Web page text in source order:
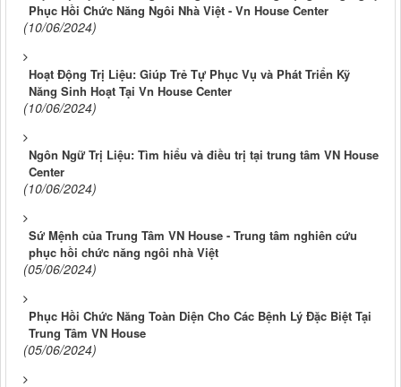
Phục Hồi Chức Năng Ngôi Nhà Việt - Vn House Center
(10/06/2024)
Hoạt Động Trị Liệu: Giúp Trẻ Tự Phục Vụ và Phát Triển Kỹ
Năng Sinh Hoạt Tại Vn House Center
(10/06/2024)
Ngôn Ngữ Trị Liệu: Tìm hiểu và điều trị tại trung tâm VN House
Center
(10/06/2024)
Sứ Mệnh của Trung Tâm VN House - Trung tâm nghiên cứu
phục hồi chức năng ngôi nhà Việt
(05/06/2024)
Phục Hồi Chức Năng Toàn Diện Cho Các Bệnh Lý Đặc Biệt Tại
Trung Tâm VN House
(05/06/2024)